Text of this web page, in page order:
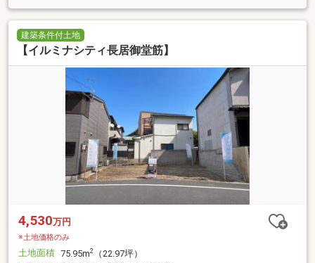
建築条件付土地
【イルミナシティ長居御堂筋】
4,530万円
※土地価格のみ
土地面積 75.95m2
（22.97坪）